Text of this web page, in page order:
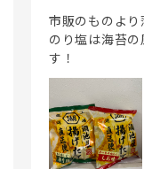
市販のものより
のり塩は海苔
す！